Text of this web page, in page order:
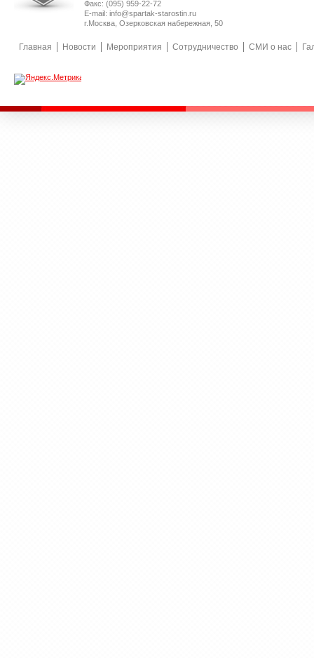
Факс: (095) 959-22-72
E-mail: info@spartak-starostin.ru
г.Москва, Озерковская набережная, 50
Главная Новости Мероприятия Сотрудничество СМИ о нас